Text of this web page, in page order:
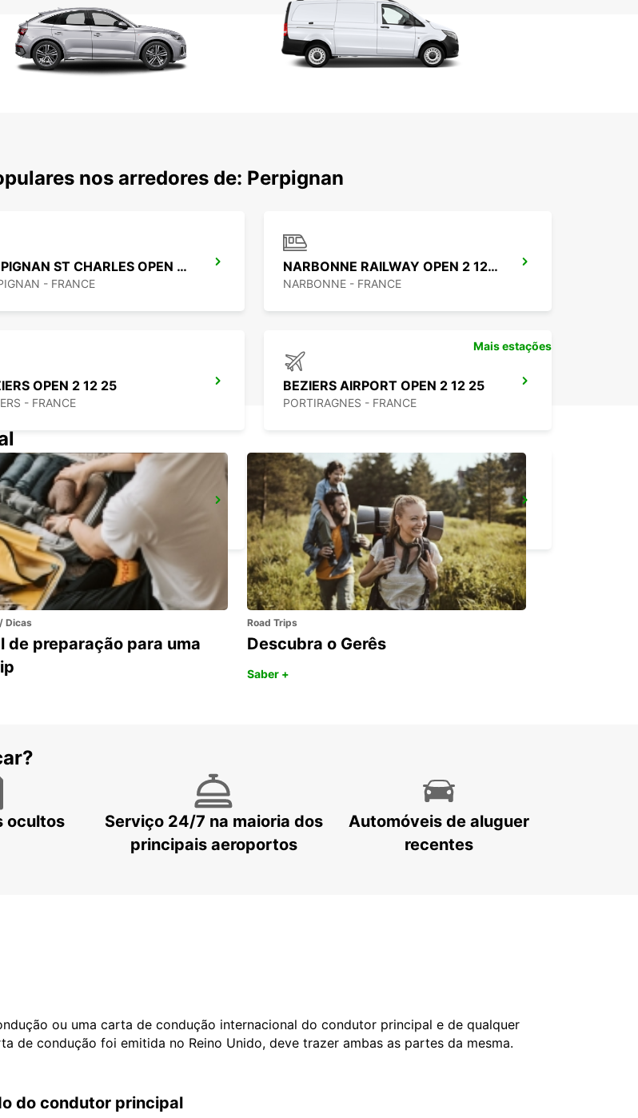
nos arredores de: Perpignan
PERPIGNAN ST CHARLES OPEN 2 12 25
- FRANCE
NARBONNE RAILWAY OPEN 2 12 25
NARBONNE - FRANCE
OPEN 2 12 25
- FRANCE
BEZIERS AIRPORT OPEN 2 12 25
PORTIRAGNES - FRANCE
DE GERONA
D'ONYAR - SPAIN
AEROPORTO DE CASTRES
LABRUGUIERE - FRANCE
Mais estações
Dicas
de preparação para uma
Road Trips
Descubra o Gerês
Saber +
ocultos
Serviço 24/7 na maioria dos
principais aeroportos
Automóveis de aluguer
recentes
ou uma carta de condução internacional do condutor principal e de qualquer
de condução foi emitida no Reino Unido, deve trazer ambas as partes da mesma.
do condutor principal